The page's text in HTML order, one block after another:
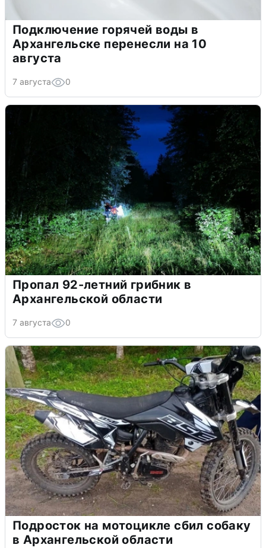
Подключение горячей воды в
Архангельске перенесли на 10
августа
7 августа 0
Пропал 92-летний грибник в
Архангельской области
7 августа 0
Подросток на мотоцикле сбил собаку
в Архангельской области